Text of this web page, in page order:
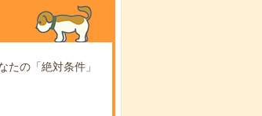
たの「絶対条件」